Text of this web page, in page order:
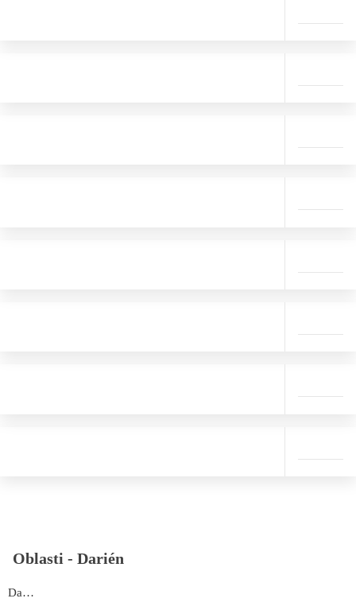
Oblasti - Darién
Darién